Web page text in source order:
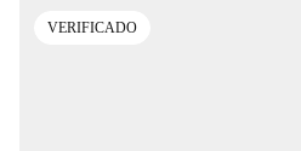
VERIFICADO